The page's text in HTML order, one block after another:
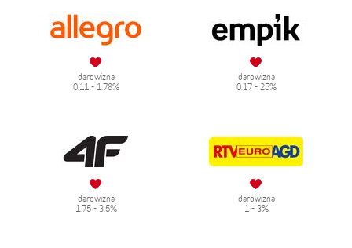
darowizna
0.11 - 1.78%
darowizna
0.17 - 25%
darowizna
1.75 - 3.5%
darowizna
1 - 3%